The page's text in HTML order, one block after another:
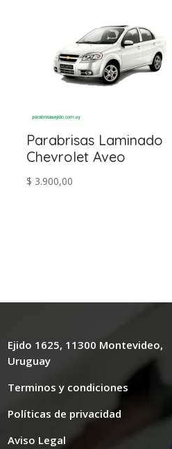
Parabrisas Laminado
Chevrolet Aveo
$ 3.900,00
Ejido 1625, 11300 Montevideo,
Uruguay
Terminos y condiciones
Políticas de privacidad
Aviso Legal